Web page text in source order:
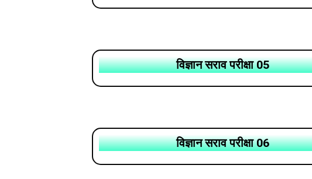
विज्ञान सराव परीक्षा 05
विज्ञान सराव परीक्षा 06